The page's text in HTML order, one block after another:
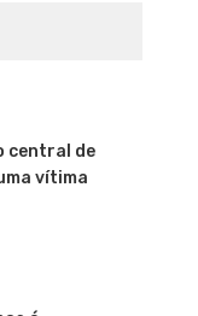
central de
vítima